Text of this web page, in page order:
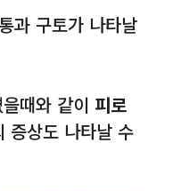
과 구토가 나타날
때와 같이 피로
증상도 나타날 수